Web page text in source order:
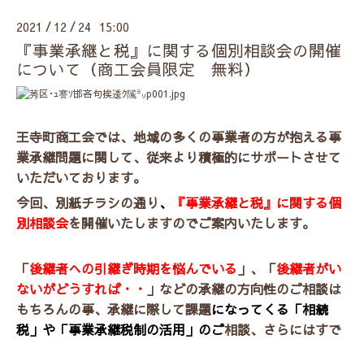
2021 / 12 / 24 15:00
『事業承継と税』に関する個別相談会の開催
について（商工会員限定 無料）
王寺町商工会では、地域の多くの事業者の方が抱える事
業承継問題に関して、従来より積極的にサポートさせて
いただいております。
今回、別紙チラシの通り、
『事業承継と税』に関する個
別相談会を開催いたしますのでご案内いたします。
「後継者への引継ぎ時期を悩んでいる 」、「後継者がい
ないがどうすれば・・ 」などの承継の方向性のご相談は
もちろんの事、承継に際して課題になってくる「相続
税」や「事業承継税制の活用」のご相談、さらにはすで